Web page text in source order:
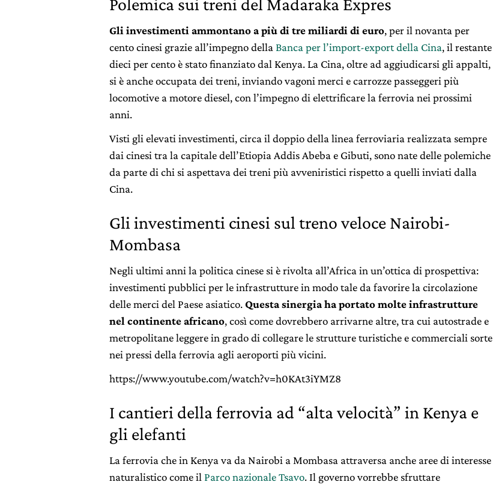
Polemica sui treni del Madaraka Expres
Gli investimenti ammontano a più di tre miliardi di euro, per il novanta per
cento cinesi grazie all’impegno dellaBanca per l’import-export della Cina, il restante
dieci per cento è stato finanziato dal Kenya. La Cina, oltre ad aggiudicarsi gli appalti,
si è anche occupata dei treni, inviando vagoni merci e carrozze passeggeri più
locomotive a motore diesel, con l’impegno di elettrificare la ferrovia nei prossimi
anni.
Visti gli elevati investimenti, circa il doppio della linea ferroviaria realizzata sempre
dai cinesi tra la capitale dell’Etiopia Addis Abeba e Gibuti, sono nate delle polemiche
da parte di chi si aspettava dei treni più avveniristici rispetto a quelli inviati dalla
Cina.
Gli investimenti cinesi sul treno veloce Nairobi-
Mombasa
Negli ultimi anni la politica cinese si è rivolta all’Africa in un’ottica di prospettiva:
investimenti pubblici per le infrastrutture in modo tale da favorire la circolazione
delle merci del Paese asiatico.Questa sinergia ha portato molte infrastrutture
nel continente africano, così come dovrebbero arrivarne altre, tra cui autostrade e
metropolitane leggere in grado di collegare le strutture turistiche e commerciali sorte
nei pressi della ferrovia agli aeroporti più vicini.
https://www.youtube.com/watch?v=h0KAt3iYMZ8
I cantieri della ferrovia ad “alta velocità” in Kenya e
gli elefanti
La ferrovia che in Kenya va da Nairobi a Mombasa attraversa anche aree di interesse
naturalistico come il Parco nazionale Tsavo. Il governo vorrebbe sfruttare